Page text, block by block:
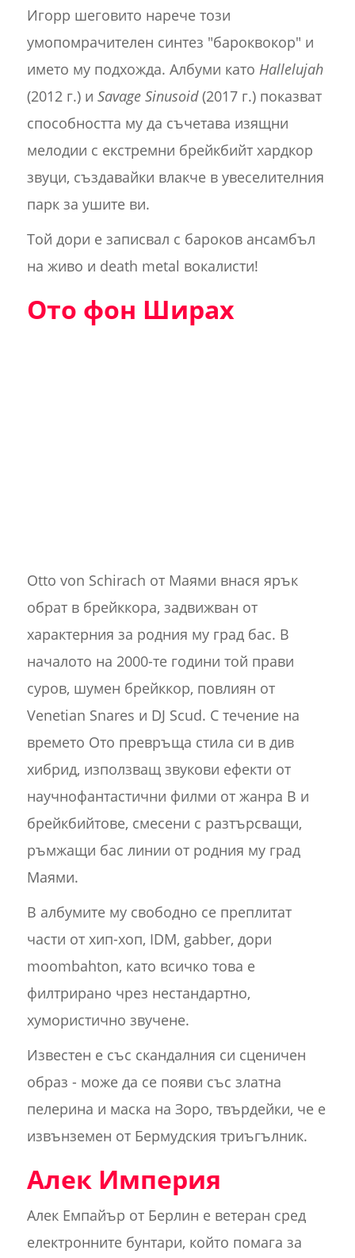
Игорр шеговито нарече този
умопомрачителен синтез "бароквокор" и
името му подхожда. Албуми като Hallelujah
(2012 г.) и Savage Sinusoid(2017 г.) показват
способността му да съчетава изящни
мелодии с екстремни брейкбийт хардкор
звуци, създавайки влакче в увеселителния
парк за ушите ви.
Той дори е записвал с бароков ансамбъл
на живо и death metal вокалисти!
Ото фон Ширах
Otto von Schirach от Маями внася ярък
обрат в брейккора, задвижван от
характерния за родния му град бас. В
началото на 2000-те години той прави
суров, шумен брейккор, повлиян от
Venetian Snares и DJ Scud. С течение на
времето Ото превръща стила си в див
хибрид, използващ звукови ефекти от
научнофантастични филми от жанра B и
брейкбийтове, смесени с разтърсващи,
ръмжащи бас линии от родния му град
Маями.
В албумите му свободно се преплитат
части от хип-хоп, IDM, gabber, дори
moombahton, като всичко това е
филтрирано чрез нестандартно,
хумористично звучене.
Известен е със скандалния си сценичен
образ - може да се появи със златна
пелерина и маска на Зоро, твърдейки, че е
извънземен от Бермудския триъгълник.
Алек Империя
Алек Емпайър от Берлин е ветеран сред
електронните бунтари, който помага за